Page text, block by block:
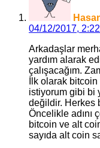
04/12/2017,
Arkadaşlar
yardım alarak
çalışacağım.
İlk olarak
istiyorum gibi bi
değildir. Herkes
Öncelikle adını
bitcoin ve alt
sayıda alt coin